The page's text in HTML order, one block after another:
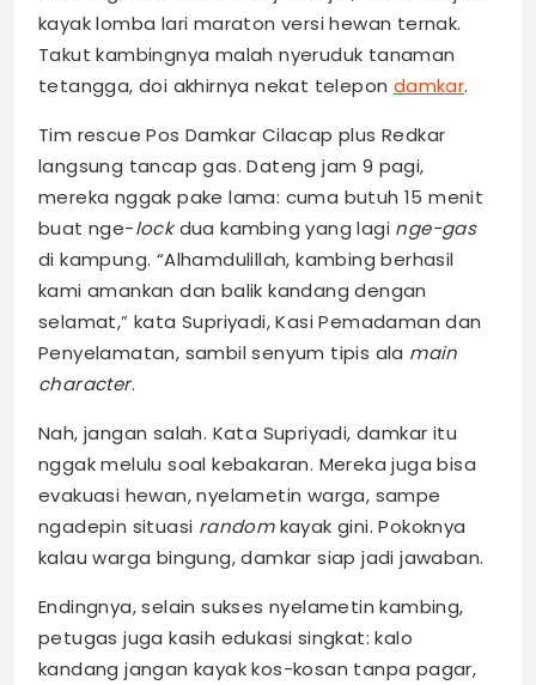
kayak lomba lari maraton versi hewan ternak.
Takut kambingnya malah nyeruduk tanaman
tetangga, doi akhirnya nekat telepon damkar.
Tim rescue Pos Damkar Cilacap plus Redkar
langsung tancap gas. Dateng jam 9 pagi,
mereka nggak pake lama: cuma butuh 15 menit
buat nge-lockdua kambing yang lagi nge-gas
di kampung. “Alhamdulillah, kambing berhasil
kami amankan dan balik kandang dengan
selamat,” kata Supriyadi, Kasi Pemadaman dan
Penyelamatan, sambil senyum tipis ala main
character.
Nah, jangan salah. Kata Supriyadi, damkar itu
nggak melulu soal kebakaran. Mereka juga bisa
evakuasi hewan, nyelametin warga, sampe
ngadepin situasi randomkayak gini. Pokoknya
kalau warga bingung, damkar siap jadi jawaban.
Endingnya, selain sukses nyelametin kambing,
petugas juga kasih edukasi singkat: kalo
kandang jangan kayak kos-kosan tanpa pagar,